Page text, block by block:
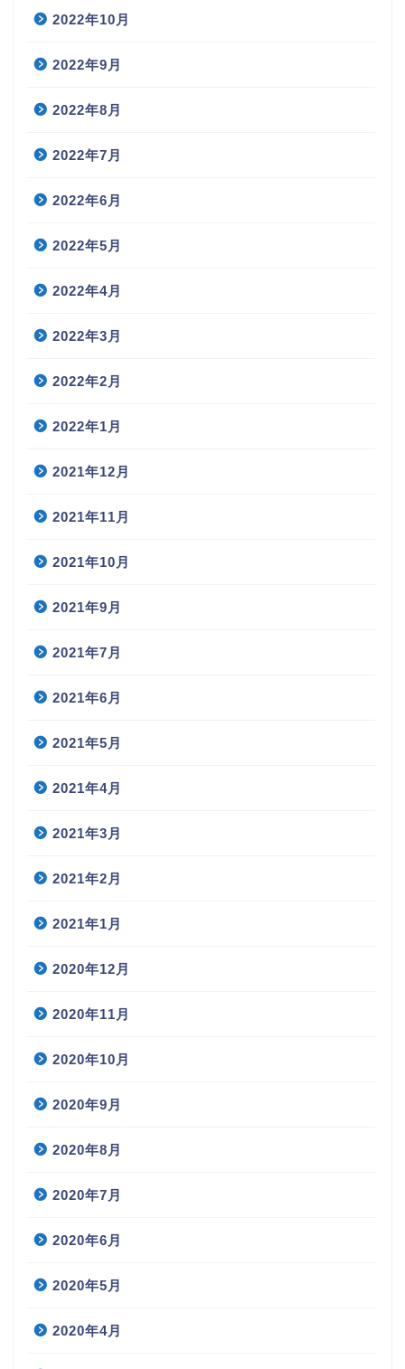
2022年10月
2022年9月
2022年8月
2022年7月
2022年6月
2022年5月
2022年4月
2022年3月
2022年2月
2022年1月
2021年12月
2021年11月
2021年10月
2021年9月
2021年7月
2021年6月
2021年5月
2021年4月
2021年3月
2021年2月
2021年1月
2020年12月
2020年11月
2020年10月
2020年9月
2020年8月
2020年7月
2020年6月
2020年5月
2020年4月